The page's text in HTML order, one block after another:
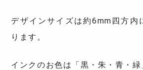
デザインサイズは約6mm四方内
ります。
インクのお色は「黒・朱・青・